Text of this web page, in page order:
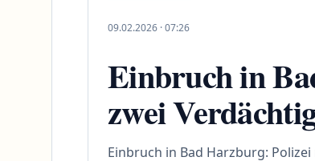
09.02.2026 · 07:26
Einbruch in
zwei
Einbruch in Bad Harzburg: